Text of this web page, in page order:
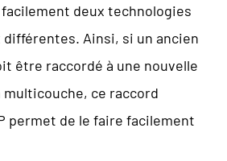
deux technologies
Ainsi, si un ancien
être raccordé à une nouvelle
ce raccord
permet de le faire facilement